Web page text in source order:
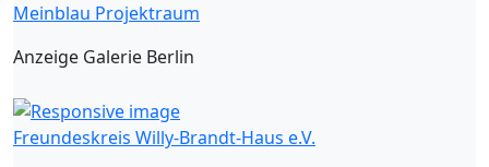
Meinblau Projektraum
Anzeige Galerie Berlin
Freundeskreis Willy-Brandt-Haus e.V.